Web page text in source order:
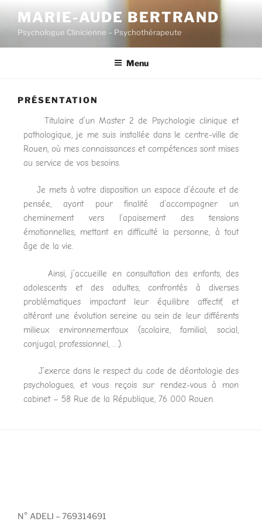
MARIE-AUDE BERTRAND
Psychologue Clinicienne – Psychothérapeute
Menu
PRÉSENTATION
Titulaire d’un Master 2 de Psychologie clinique et
pathologique, je me suis installée dans le centre-ville de
Rouen, où mes connaissances et compétences sont mises
au service de vos besoins.
Je mets à votre disposition un espace d’écoute et de
pensée, ayant pour finalité d’accompagner un
cheminement vers l’apaisement des tensions
émotionnelles, mettant en difficulté la personne, à tout
âge de la vie.
Ainsi, j’accueille en consultation des enfants, des
adolescents et des adultes, confrontés à diverses
problématiques impactant leur équilibre affectif, et
altérant une évolution sereine au sein de leur différents
milieux environnementaux (scolaire, familial, social,
conjugal, professionnel, …).
J’exerce dans le respect du code de déontologie des
psychologues, et vous reçois sur rendez-vous à mon
cabinet – 58 Rue de la République, 76 000 Rouen.
N° ADELI – 769314691